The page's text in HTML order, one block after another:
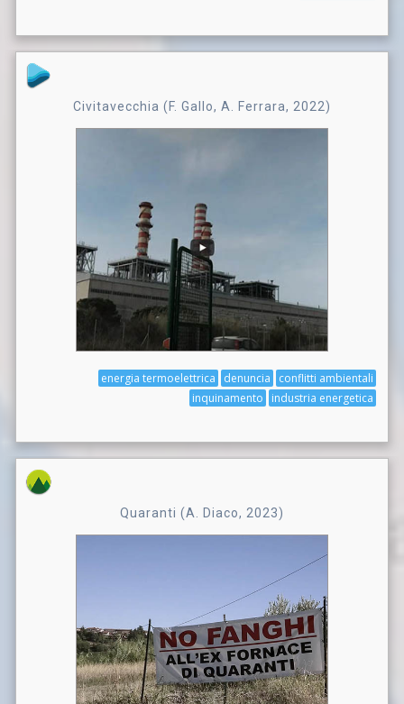
Civitavecchia (F. Gallo, A. Ferrara, 2022)
conflitti ambientali
denuncia
energia termoelettrica
industria energetica
inquinamento
Quaranti (A. Diaco, 2023)